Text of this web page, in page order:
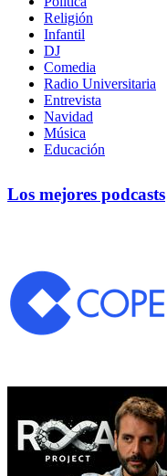
Religión
Infantil
DJ
Comedia
Radio Universitaria
Entrevista
Navidad
Música
Educación
Los mejores podcasts